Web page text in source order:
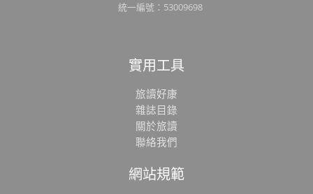
統一編號：53009698
實用工具
旅讀好康
雜誌目錄
關於旅讀
聯絡我們
網站規範